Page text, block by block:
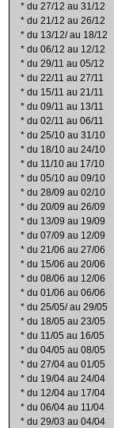
* du 27/12 au 31/12
* du 21/12 au 26/12
* du 13/12/ au 18/12
* du 06/12 au 12/12
* du 29/11 au 05/12
* du 22/11 au 27/11
* du 15/11 au 21/11
* du 09/11 au 13/11
* du 02/11 au 06/11
* du 25/10 au 31/10
* du 18/10 au 24/10
* du 11/10 au 17/10
* du 05/10 au 09/10
* du 28/09 au 02/10
* du 20/09 au 26/09
* du 13/09 au 19/09
* du 07/09 au 12/09
* du 21/06 au 27/06
* du 15/06 au 20/06
* du 08/06 au 12/06
* du 01/06 au 06/06
* du 25/05/ au 29/05
* du 18/05 au 23/05
* du 11/05 au 16/05
* du 04/05 au 08/05
* du 27/04 au 01/05
* du 19/04 au 24/04
* du 12/04 au 17/04
* du 06/04 au 11/04
* du 29/03 au 04/04